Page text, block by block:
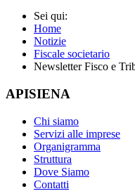
Sei qui:
Home
Notizie
Fiscale societario
Newsletter Fisco e
APISIENA
Chi siamo
Servizi alle imprese
Organigramma
Struttura
Dove Siamo
Contatti